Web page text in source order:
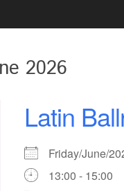
WEBSITE
DARTTOERNOOI
SIMPLY THE BEST
2026
Latin
Friday/June/
13:00 - 15:00